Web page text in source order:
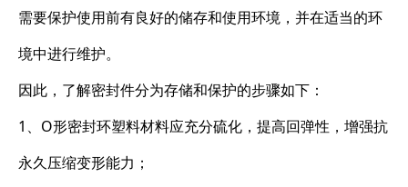
需要保护使用前有良好的储存和使用环境，并在适当的环
境中进行维护。
因此，了解密封件分为存储和保护的步骤如下：
1、O形密封环塑料材料应充分硫化，提高回弹性，增强抗
永久压缩变形能力；